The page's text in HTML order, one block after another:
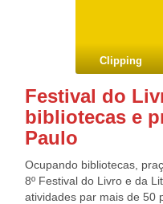
Clipping
Festival do
bibliotecas e
Paulo
Ocupando bibliotecas,
8º Festival do Livro e da
atividades par mais de 50